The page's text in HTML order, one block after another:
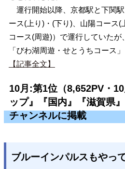
運行開始以降、京都駅と下関
ース(上り)・(下り)、山陽コース(
コース(周遊)）で運行していたが
「びわ湖周遊・せとうちコース
【記事全文】
10月:第1位（8,652PV・
ップ』『国内』『滋賀県
チャンネルに掲載
ブルーインパルスもやっ